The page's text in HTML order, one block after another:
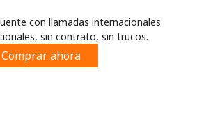
o
con llamadas internacionales
sin contrato, sin trucos.
Comprar ahora